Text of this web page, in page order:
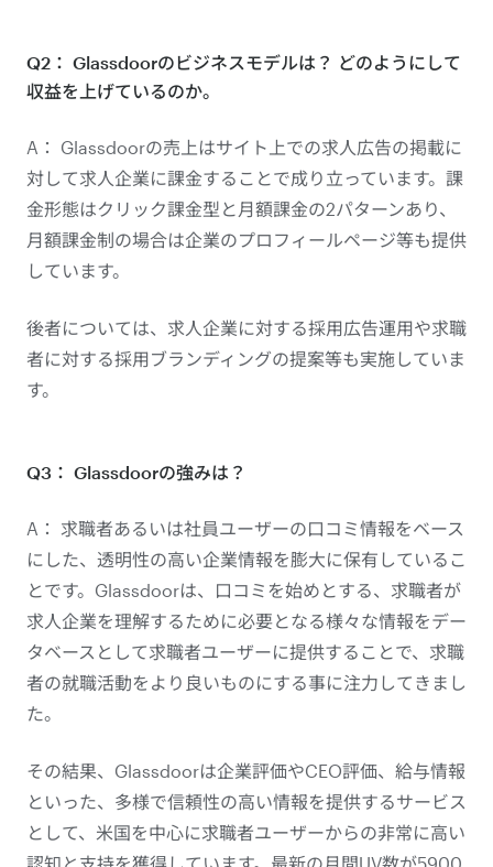
Q2： Glassdoorのビジネスモデルは？ どのようにして
収益を上げているのか。
A： Glassdoorの売上はサイト上での求人広告の掲載に
対して求人企業に課金することで成り立っています。課
金形態はクリック課金型と月額課金の2パターンあり、
月額課金制の場合は企業のプロフィールページ等も提供
しています。
後者については、求人企業に対する採用広告運用や求職
者に対する採用ブランディングの提案等も実施していま
す。
Q3： Glassdoorの強みは？
A： 求職者あるいは社員ユーザーの口コミ情報をベース
にした、透明性の高い企業情報を膨大に保有しているこ
とです。Glassdoorは、口コミを始めとする、求職者が
求人企業を理解するために必要となる様々な情報をデー
タベースとして求職者ユーザーに提供することで、求職
者の就職活動をより良いものにする事に注力してきまし
た。
その結果、Glassdoorは企業評価やCEO評価、給与情報
といった、多様で信頼性の高い情報を提供するサービス
として、米国を中心に求職者ユーザーからの非常に高い